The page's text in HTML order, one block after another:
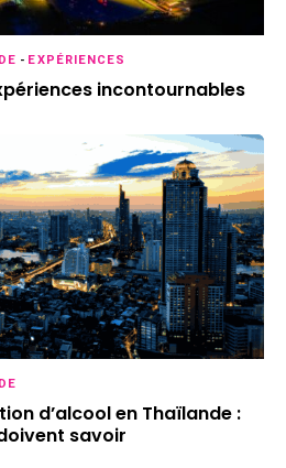
- EXPÉRIENCES
incontournables
d’alcool en Thaïlande :
savoir